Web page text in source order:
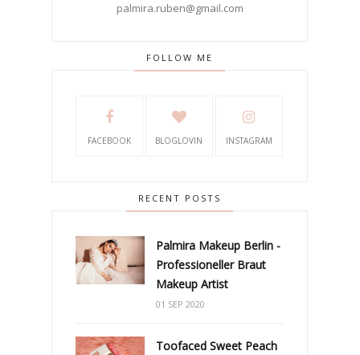
palmira.ruben@gmail.com
FOLLOW ME
FACEBOOK BLOGLOVIN INSTAGRAM
RECENT POSTS
Palmira Makeup Berlin -
Professioneller Braut
Makeup Artist
01 SEP 2020
Toofaced Sweet Peach